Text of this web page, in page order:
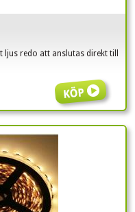
ljus redo att anslutas direkt till
Köp